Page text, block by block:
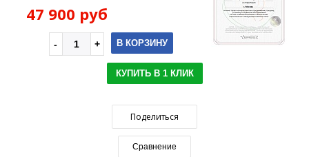
47 900 руб
В КОРЗИНУ
КУПИТЬ В 1 КЛИК
Поделиться
Сравнение